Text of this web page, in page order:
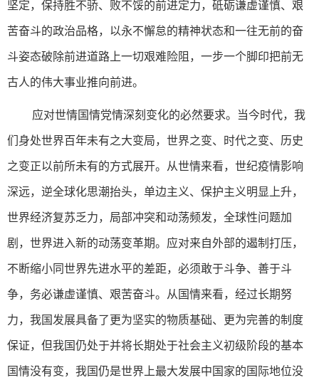
坚定，保持胜不骄、败不馁的前进定力，砥砺谦虚谨慎、艰
苦奋斗的政治品格，以永不懈怠的精神状态和一往无前的奋
斗姿态破除前进道路上一切艰难险阻，一步一个脚印把前无
古人的伟大事业推向前进。
应对世情国情党情深刻变化的必然要求。当今时代，我
们身处世界百年未有之大变局，世界之变、时代之变、历史
之变正以前所未有的方式展开。从世情来看，世纪疫情影响
深远，逆全球化思潮抬头，单边主义、保护主义明显上升，
世界经济复苏乏力，局部冲突和动荡频发，全球性问题加
剧，世界进入新的动荡变革期。应对来自外部的遏制打压，
不断缩小同世界先进水平的差距，必须敢于斗争、善于斗
争，务必谦虚谨慎、艰苦奋斗。从国情来看，经过长期努
力，我国发展具备了更为坚实的物质基础、更为完善的制度
保证，但我国仍处于并将长期处于社会主义初级阶段的基本
国情没有变，我国仍是世界上最大发展中国家的国际地位没